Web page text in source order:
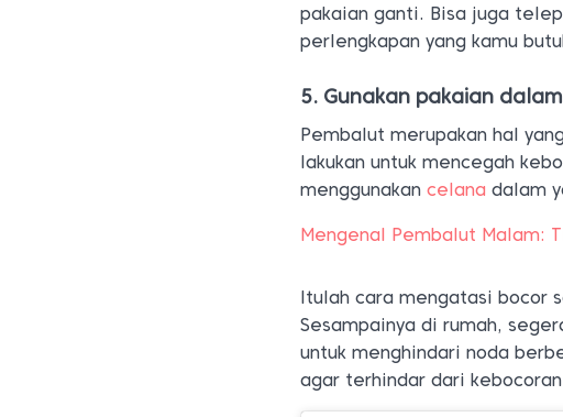
pakaian ganti. Bisa juga
perlengkapan yang kamu
5. Gunakan pakaian dalam
Pembalut merupakan hal
lakukan untuk mencegah
menggunakancelana dalam
Mengenal Pembalut Malam:
Itulah cara mengatasi bocor
Sesampainya di rumah,
untuk menghindari noda
agar terhindar dari